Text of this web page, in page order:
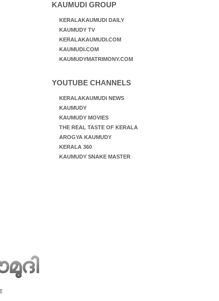
KAUMUDI GROUP
KERALAKAUMUDI DAILY
KAUMUDY TV
KERALAKAUMUDI.COM
KAUMUDI.COM
KAUMUDYMATRIMONY.COM
YOUTUBE CHANNELS
KERALAKAUMUDI NEWS
KAUMUDY
KAUMUDY MOVIES
THE REAL TASTE OF KERALA
AROGYA KAUMUDY
KERALA 360
KAUMUDY SNAKE MASTER